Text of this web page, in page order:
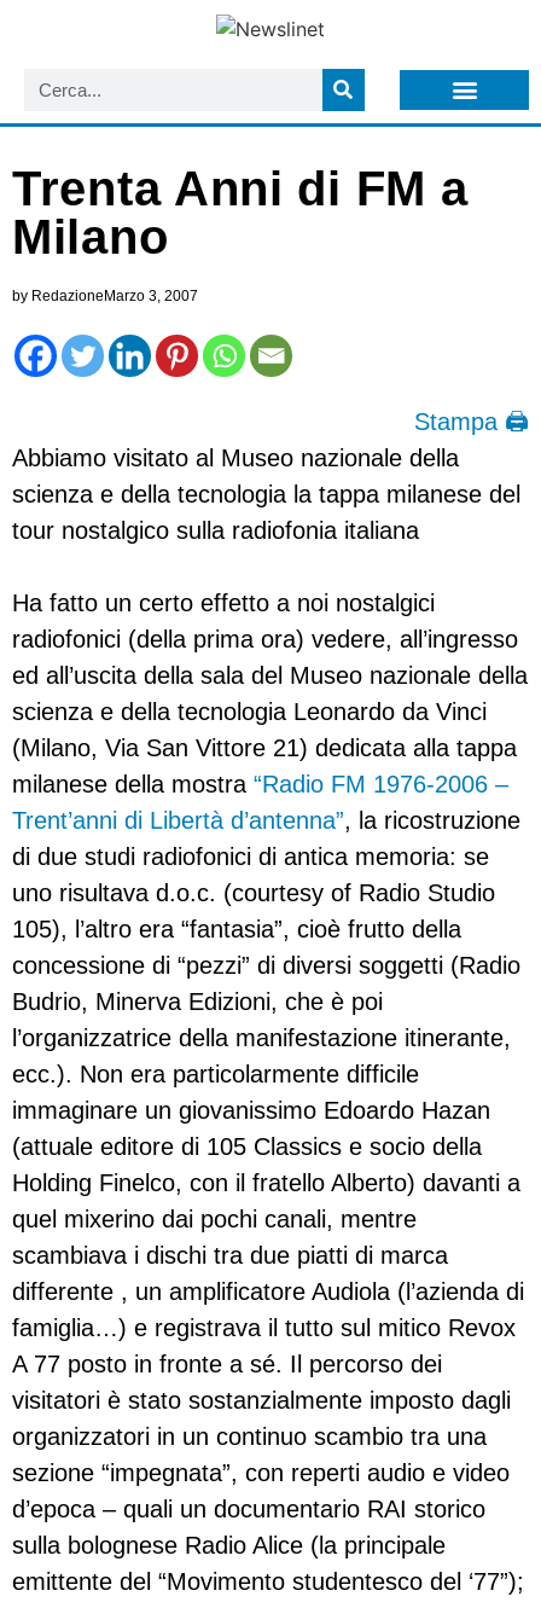
Trenta Anni di FM a
Milano
by RedazioneMarzo 3, 2007
Stampa 🖨
Abbiamo visitato al Museo nazionale della
scienza e della tecnologia la tappa milanese del
tour nostalgico sulla radiofonia italiana
Ha fatto un certo effetto a noi nostalgici
radiofonici (della prima ora) vedere, all’ingresso
ed all’uscita della sala del Museo nazionale della
scienza e della tecnologia Leonardo da Vinci
(Milano, Via San Vittore 21) dedicata alla tappa
milanese della mostra “Radio FM 1976-2006 –
Trent’anni di Libertà d’antenna”, la ricostruzione
di due studi radiofonici di antica memoria: se
uno risultava d.o.c. (courtesy of Radio Studio
105), l’altro era “fantasia”, cioè frutto della
concessione di “pezzi” di diversi soggetti (Radio
Budrio, Minerva Edizioni, che è poi
l’organizzatrice della manifestazione itinerante,
ecc.). Non era particolarmente difficile
immaginare un giovanissimo Edoardo Hazan
(attuale editore di 105 Classics e socio della
Holding Finelco, con il fratello Alberto) davanti a
quel mixerino dai pochi canali, mentre
scambiava i dischi tra due piatti di marca
differente , un amplificatore Audiola (l’azienda di
famiglia…) e registrava il tutto sul mitico Revox
A 77 posto in fronte a sé. Il percorso dei
visitatori è stato sostanzialmente imposto dagli
organizzatori in un continuo scambio tra una
sezione “impegnata”, con reperti audio e video
d’epoca – quali un documentario RAI storico
sulla bolognese Radio Alice (la principale
emittente del “Movimento studentesco del ‘77”);